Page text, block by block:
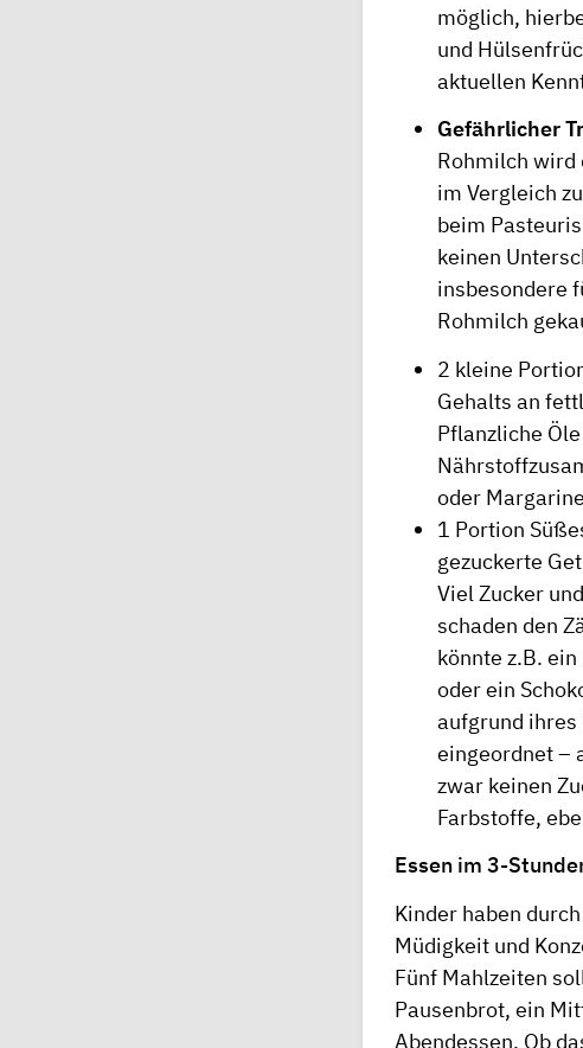
möglich,
und
aktuellen
Gefährlicher
Rohmilch wird
im Vergleich
beim
keinen
insbesondere
Rohmilch
2 kleine
Gehalts an
Pflanzliche
oder
1 Portion
gezuckerte
Viel Zucker
schaden den
könnte z.B.
oder ein
aufgrund
eingeordnet –
zwar keinen
Farbstoffe,
Essen im 3-
Kinder haben
Müdigkeit und
Fünf Mahlzeiten
Pausenbrot, ein
Abendessen. Ob